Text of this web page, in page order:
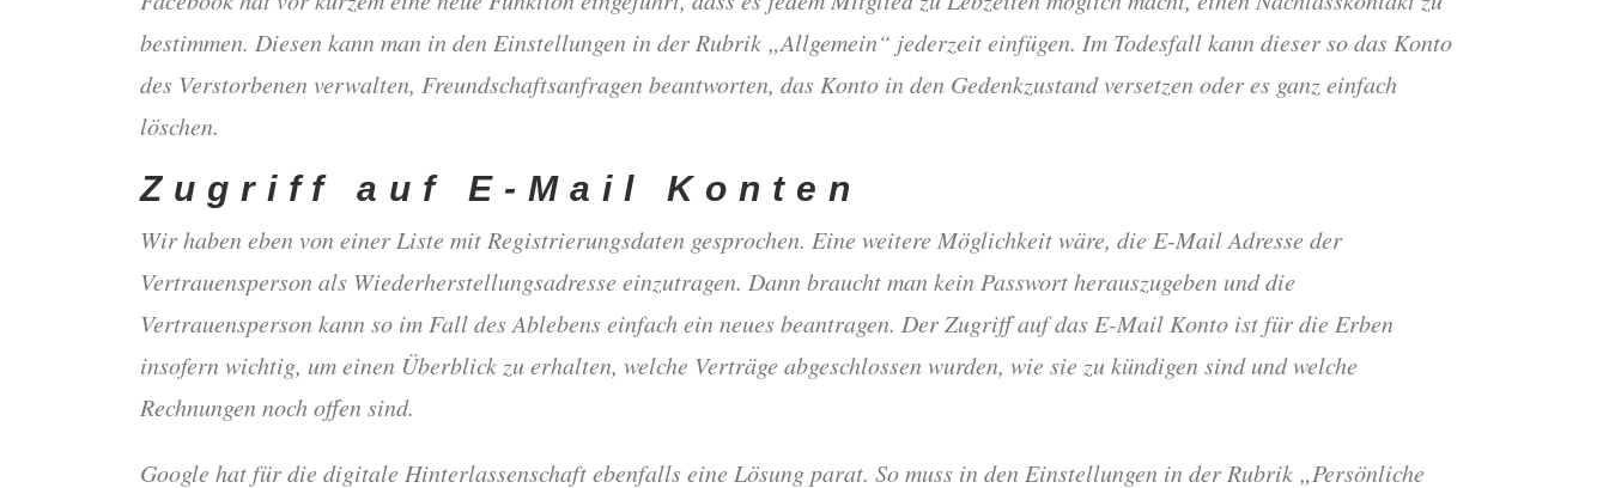
bestimmen. Diesen kann man in den Einstellungen in der Rubrik „Allgemein“ jederzeit einfügen. Im Todesfall kann dieser so das Konto
des Verstorbenen verwalten, Freundschaftsanfragen beantworten, das Konto in den Gedenkzustand versetzen oder es ganz einfach
löschen.
Zugriff auf E-Mail Konten
Wir haben eben von einer Liste mit Registrierungsdaten gesprochen. Eine weitere Möglichkeit wäre, die E-Mail Adresse der
Vertrauensperson als Wiederherstellungsadresse einzutragen. Dann braucht man kein Passwort herauszugeben und die
Vertrauensperson kann so im Fall des Ablebens einfach ein neues beantragen. Der Zugriff auf das E-Mail Konto ist für die Erben
insofern wichtig, um einen Überblick zu erhalten, welche Verträge abgeschlossen wurden, wie sie zu kündigen sind und welche
Rechnungen noch offen sind.
Google hat für die digitale Hinterlassenschaft ebenfalls eine Lösung parat. So muss in den Einstellungen in der Rubrik „Persönliche